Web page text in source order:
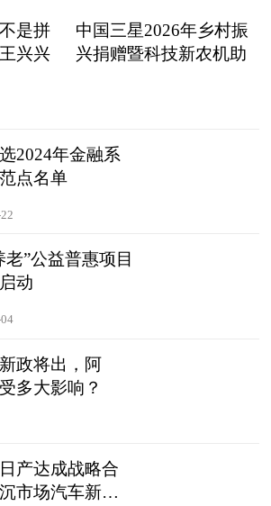
是拼
兴兴
中国三星2026年乡村振
兴捐赠暨科技新农机助
2024年金融系
点名单
”公益普惠项目
动
政将出，阿
多大影响？
产达成战略合
市场汽车新零